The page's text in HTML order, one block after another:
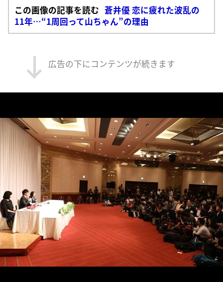
この画像の記事を読む 蒼井優 恋に疲れた波乱の
11年…“1周回って山ちゃん”の理由
広告の下にコンテンツが続きます